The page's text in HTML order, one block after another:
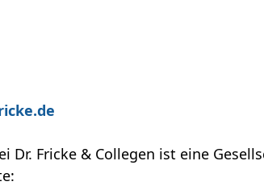
Dr. Fricke & Collegen ist eine